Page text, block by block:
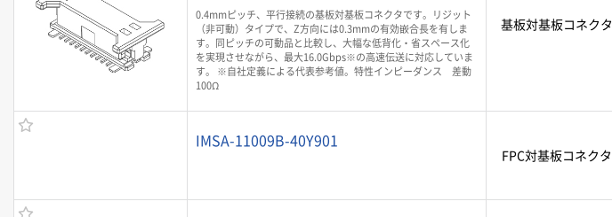
0.4mmピッチ、平行接続の基板対基板コネクタです。リジット
（非可動）タイプで、Z方向には0.3mmの有効嵌合長を有しま
す。同ピッチの可動品と比較し、大幅な低背化・省スペース化
を実現させながら、最大16.0Gbps※の高速伝送に対応していま
す。 ※自社定義による代表参考値。特性インピーダンス 差動
100Ω
基板対基板コネクタ
IMSA-11009B-40Y901
FPC対基板コネクタ